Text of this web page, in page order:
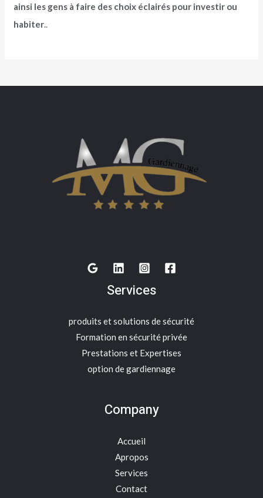
ainsi les gens à faire des choix éclairés pour investir ou
habiter..
Services
produits et solutions de sécurité
Formation en sécurité privée
Prestations et Expertises
option de gardiennage
Company
Accueil
Apropos
Services
Contact